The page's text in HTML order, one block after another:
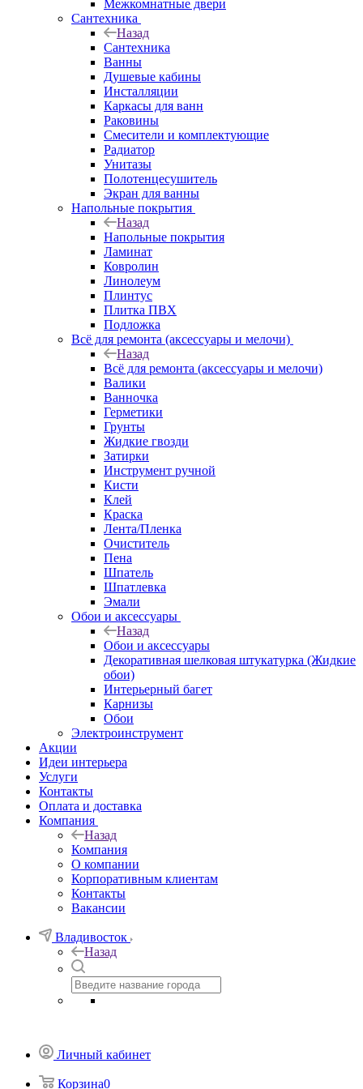
Межкомнатные двери
Сантехника
Назад
Сантехника
Ванны
Душевые кабины
Инсталляции
Каркасы для ванн
Раковины
Смесители и комплектующие
Радиатор
Унитазы
Полотенцесушитель
Экран для ванны
Напольные покрытия
Назад
Напольные покрытия
Ламинат
Ковролин
Линолеум
Плинтус
Плитка ПВХ
Подложка
Всё для ремонта (аксессуары и мелочи)
Назад
Всё для ремонта (аксессуары и мелочи)
Валики
Ванночка
Герметики
Грунты
Жидкие гвозди
Затирки
Инструмент ручной
Кисти
Клей
Краска
Лента/Пленка
Очиститель
Пена
Шпатель
Шпатлевка
Эмали
Обои и аксессуары
Назад
Обои и аксессуары
Декоративная шелковая штукатурка (Жидкие
обои)
Интерьерный багет
Карнизы
Обои
Электроинструмент
Акции
Идеи интерьера
Услуги
Контакты
Оплата и доставка
Компания
Назад
Компания
О компании
Корпоративным клиентам
Контакты
Вакансии
Владивосток
Назад
Личный кабинет
Корзина0